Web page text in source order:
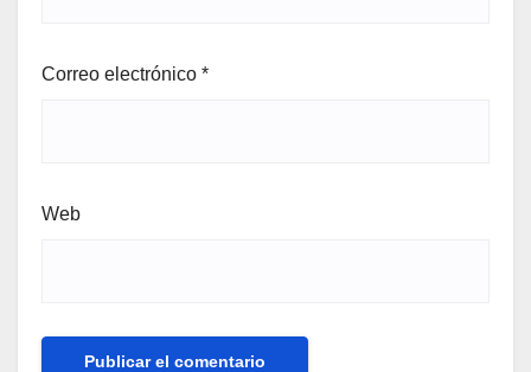
Correo electrónico *
Web